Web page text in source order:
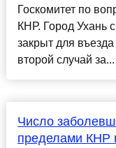
Госкомитет по
КНР. Город Ухань
закрыт для
второй случай за...
Число
пределами КНР